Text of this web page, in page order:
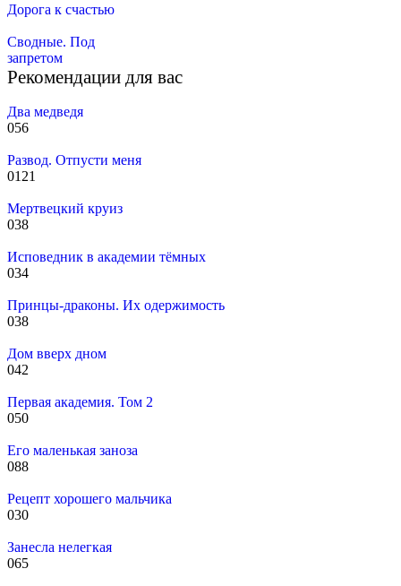
Дорога к счастью
Сводные. Под
запретом
Рекомендации для вас
Два медведя
056
Развод. Отпусти меня
0121
Мертвецкий круиз
038
Исповедник в академии тёмных
034
Принцы-драконы. Их одержимость
038
Дом вверх дном
042
Первая академия. Том 2
050
Его маленькая заноза
088
Рецепт хорошего мальчика
030
Занесла нелегкая
065